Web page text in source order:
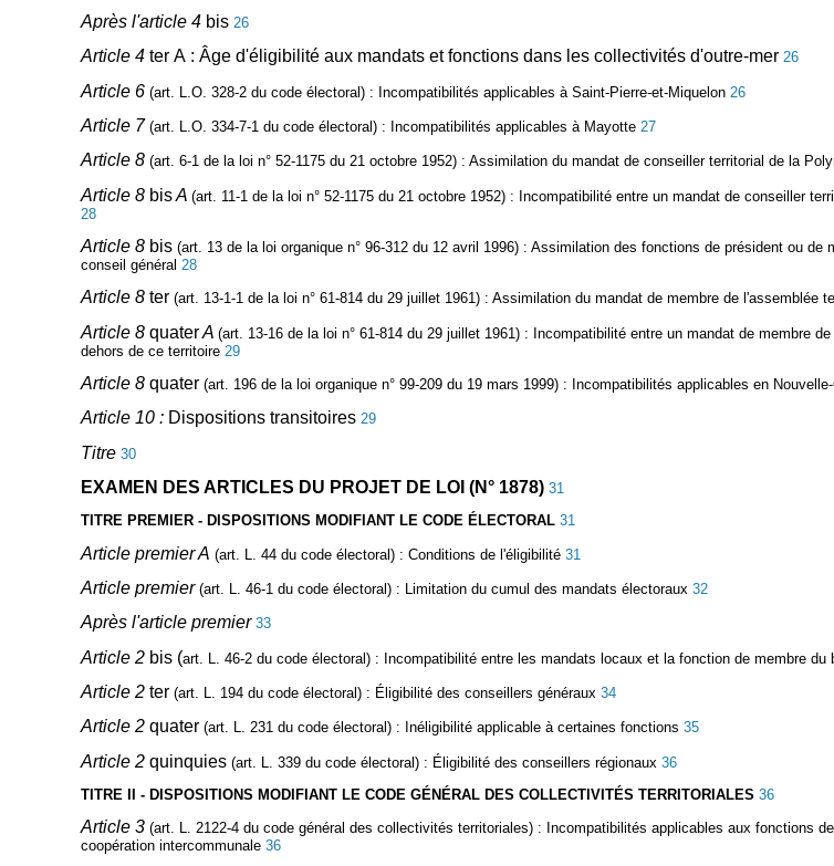
Après l'article 4 bis 26
Article 4 ter A : Âge d'éligibilité aux mandats et fonctions dans les collectivités d'outre-mer 26
Article 6 (art. L.O. 328-2 du code électoral): Incompatibilités applicables à Saint-Pierre-et-Miquelon 26
Article 7 (art. L.O. 334-7-1 du code électoral): Incompatibilités applicables à Mayotte 27
Article 8(art. 6-1 de la loi n° 52-1175 du 21 octobre 1952): Assimilation du mandat de conseiller territorial de la
Article 8 bisA (art. 11-1 de la loi n° 52-1175 du 21 octobre 1952): Incompatibilité entre un mandat de conseiller
28
Article 8 bis (art. 13 de la loi organique n° 96-312 du 12 avril 1996): Assimilation des fonctions de président ou de
conseil général 28
Article 8 ter(art. 13-1-1 de la loi n° 61-814 du 29 juillet 1961): Assimilation du mandat de membre de l'assemblée
Article 8 quaterA (art. 13-16 de la loi n° 61-814 du 29 juillet 1961): Incompatibilité entre un mandat de membre
dehors de ce territoire 29
Article 8 quater (art. 196 de la loi organique n° 99-209 du 19 mars 1999): Incompatibilités applicables en Nouvelle-
Article 10 : Dispositions transitoires 29
Titre 30
EXAMEN DES ARTICLES DU PROJET DE LOI (N° 1878) 31
TITRE PREMIER - DISPOSITIONS MODIFIANT LE CODE ÉLECTORAL 31
Article premier A (art. L. 44 du code électoral): Conditions de l'éligibilité 31
Article premier (art. L. 46-1 du code électoral): Limitation du cumul des mandats électoraux 32
Après l'article premier 33
Article 2 bis (art. L. 46-2 du code électoral): Incompatibilité entre les mandats locaux et la fonction de membre du
Article 2 ter (art. L. 194 du code électoral): Éligibilité des conseillers généraux 34
Article 2 quater (art. L. 231 du code électoral): Inéligibilité applicable à certaines fonctions 35
Article 2 quinquies (art. L. 339 du code électoral): Éligibilité des conseillers régionaux 36
TITRE II - DISPOSITIONS MODIFIANT LE CODE GÉNÉRAL DES COLLECTIVITÉS TERRITORIALES 36
Article 3 (art. L. 2122-4 du code général des collectivités territoriales): Incompatibilités applicables aux fonctions
coopération intercommunale 36